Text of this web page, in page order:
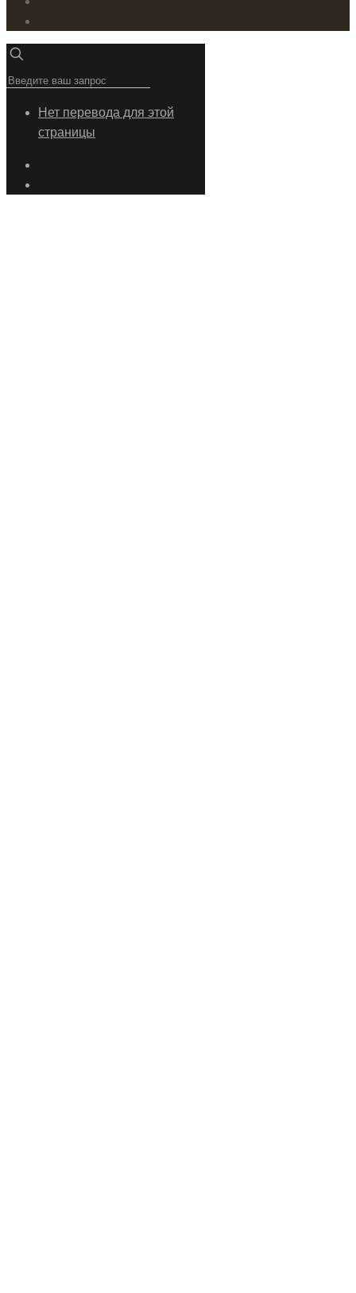
Нет перевода для этой
страницы